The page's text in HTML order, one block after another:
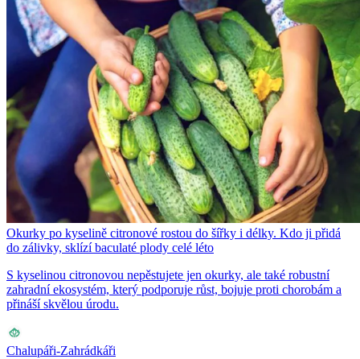
Okurky po kyselině citronové rostou do šířky i délky. Kdo ji přidá
do zálivky, sklízí baculaté plody celé léto
S kyselinou citronovou nepěstujete jen okurky, ale také robustní
zahradní ekosystém, který podporuje růst, bojuje proti chorobám a
přináší skvělou úrodu.
Chalupáři-Zahrádkáři